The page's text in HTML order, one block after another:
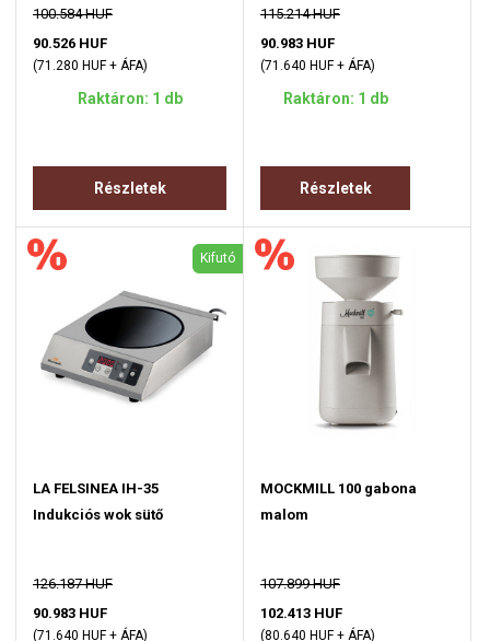
100.584 HUF
90.526 HUF
(71.280 HUF + ÁFA)
Raktáron: 1 db
Részletek
115.214 HUF
90.983 HUF
(71.640 HUF + ÁFA)
Raktáron: 1 db
Részletek
Kifutó
LA FELSINEA IH-35
Indukciós wok sütő
126.187 HUF
90.983 HUF
(71.640 HUF + ÁFA)
MOCKMILL 100 gabona
malom
107.899 HUF
102.413 HUF
(80.640 HUF + ÁFA)